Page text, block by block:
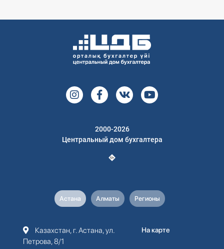
2000-2026
Центральный дом бухгалтера
Астана Алматы Регионы
Казахстан, г. Астана, ул.
Петрова, 8/1
На карте